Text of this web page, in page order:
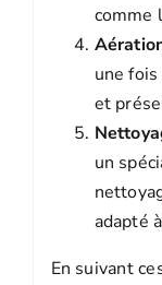
comme
une
et
un
adapté
En suivant